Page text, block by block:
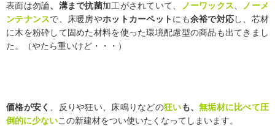
表面は勿論、溝まで抗菌加工がされていて、 ノーワックス
ノーメ
ンテナンスで、床暖房やホットカーペット にも余裕で対応 し、芯材
に木を粉砕して固めた材料を使った環境配慮型の商品も出てきまし
た。（やたら重いけど・・・）
価格が安く 、反りや狂い、床鳴りなどの狂い も、無垢材に比べて圧
倒的に少ないこの新建材をつい使いたくなってしまいます。